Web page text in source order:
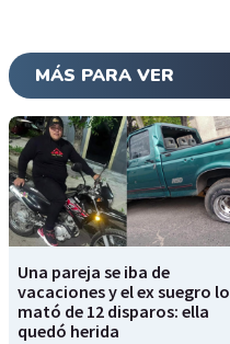
MÁS PARA VER
Una pareja se iba de
vacaciones y el ex suegro lo
mató de 12 disparos: ella
quedó herida